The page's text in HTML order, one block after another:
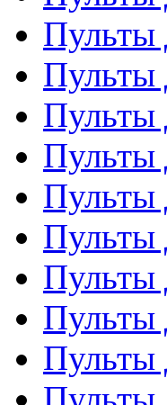
Пульты
Пульты
Пульты
Пульты
Пульты
Пульты
Пульты
Пульты
Пульты